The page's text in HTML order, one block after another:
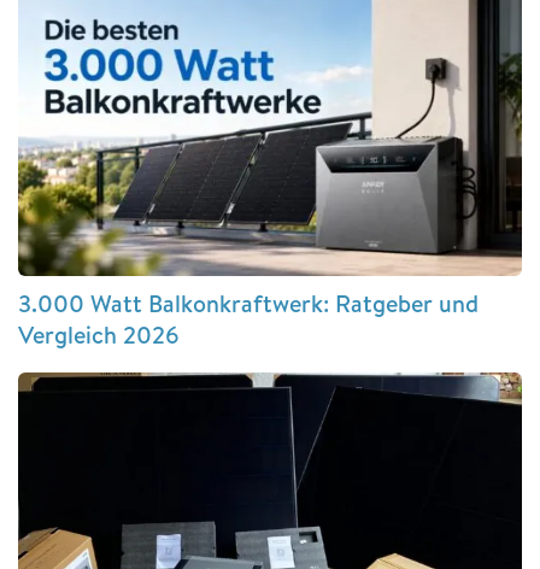
3.000 Watt Balkonkraftwerk: Ratgeber und
Vergleich 2026